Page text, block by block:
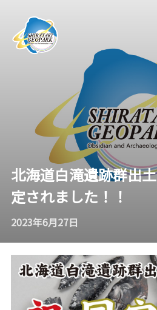
北海道白滝遺跡群出
定されました！！
2023年6月27日